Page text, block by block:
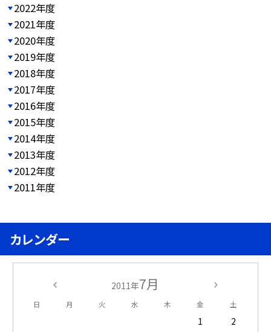
2022年度
2021年度
2020年度
2019年度
2018年度
2017年度
2016年度
2015年度
2014年度
2013年度
2012年度
2011年度
カレンダー
2011年7月
日 月 火 水 木 金 土
1
2